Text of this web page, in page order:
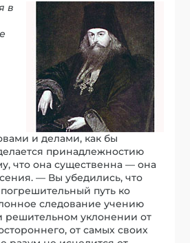
в
и делами, как бы
принадлежностию
что она существенна — она
— Вы убедились, что
путь ко
следование учению
решительном уклонении от
от самых своих